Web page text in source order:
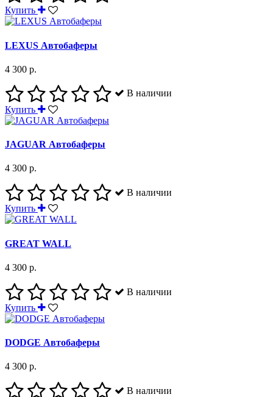
Купить
LEXUS Автобаферы
4 300 р.
В наличии
Купить
JAGUAR Автобаферы
4 300 р.
В наличии
Купить
GREAT WALL
4 300 р.
В наличии
Купить
DODGE Автобаферы
4 300 р.
В наличии